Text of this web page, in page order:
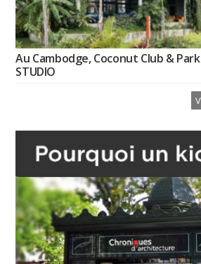
Au Cambodge, Coconut Club &
STUDIO